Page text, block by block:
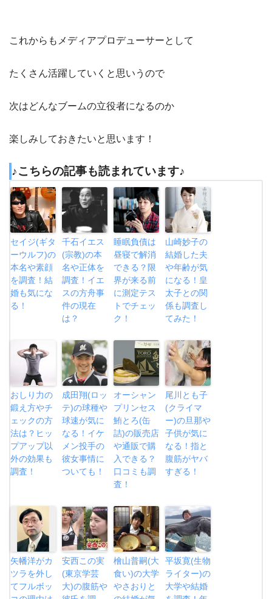
これからもメディアプロデューサーとして
たくさん活躍していくと思いうので
次はどんなブームの立役者になるのか
楽しみしておきたいと思います！
♪こちらの記事も読まれています♪
セイジ(ギタ
ーウルフ)の
本名や素顔
を調査！結
婚も気にな
る！
千石イエス
(宗教)の本
名や正体を
調査！イエ
スの方舟事
件の現在
は？
睡眠負債は
昼寝で解消
できる？限
界が来る前
に測定テス
トでチェッ
ク！
山崎妙子の
結婚した夫
や年齢が気
になる！皇
太子との関
係も調査し
てみた！
おしり力の
鍛え方やチ
ェックの方
法は？ヒッ
プアップ以
外の効果も
調査！
成田翔(ロッ
テ)の球種や
球速が気に
なる！イケ
メン投手の
彼女事情に
ついても！
オーシャン
プリンセス
鮪とろ(缶
詰)の販売店
や通販で購
入できる？
口コミも調
査！
尾川とも子
(クライマ
ー)の旦那や
子供が気に
なる！指と
腹筋がヤバ
すぎる！
矢幡洋がカ
ツラを外し
てフルボッ
安西この実
(東京学芸
大)の腹筋や
檜山普嗣(大
食い)の大学
やさおりと
平坂寛(生物
ライター)の
大学や結婚